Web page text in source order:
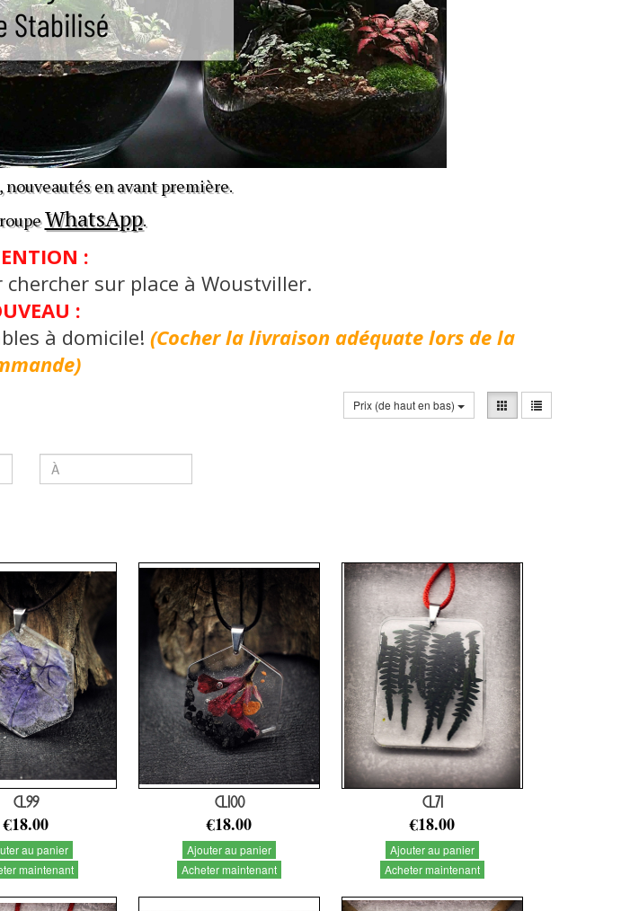
nouveautés en avant première.
WhatsApp.
:
sur place à Woustviller.
:
à domicile! (Cocher la livraison adéquate lors de la
Prix (de haut en bas)
CL99
€18.00
au panier
maintenant
CL100
€18.00
Ajouter au panier
Acheter maintenant
CL71
€18.00
Ajouter au panier
Acheter maintenant